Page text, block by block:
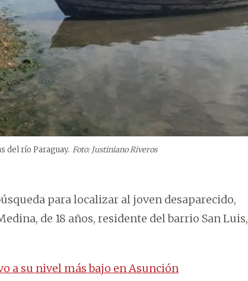
del río Paraguay. Foto: Justiniano Riveros
para localizar al joven desaparecido,
de 18 años, residente del barrio San Luis,
a su nivel más bajo en Asunción